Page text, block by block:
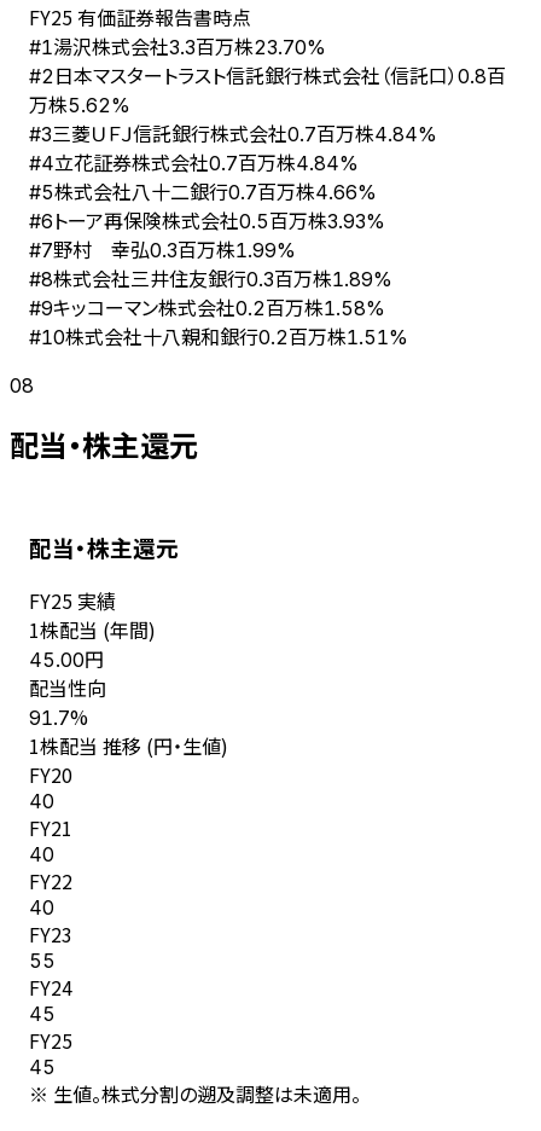
FY25 有価証券報告書時点
#1湯沢株式会社3.3百万株23.70%
#2 日本マスタートラスト信託銀行株式会社（信託口） 0.8百
万株5.62%
#3三菱ＵＦＪ信託銀行株式会社0.7百万株4.84%
#4立花証券株式会社0.7百万株4.84%
#5株式会社八十二銀行0.7百万株4.66%
#6 トーア再保険株式会社0.5百万株3.93%
#7野村 幸弘0.3百万株1.99%
#8株式会社三井住友銀行0.3百万株1.89%
#9キッコーマン株式会社0.2百万株1.58%
#10株式会社十八親和銀行0.2百万株1.51%
08
配当・株主還元
配当・株主還元
FY25 実績
1株配当 (年間)
45.00円
配当性向
91.7%
1株配当 推移 (円・生値)
FY20
40
FY21
40
FY22
40
FY23
55
FY24
45
FY25
45
※ 生値。株式分割の遡及調整は未適用。